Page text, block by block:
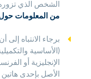
الشخص الذي
من المعلومات
برجاء الانتباه
(الأساسية
الإنجليزية أو
الأصل بإحدى